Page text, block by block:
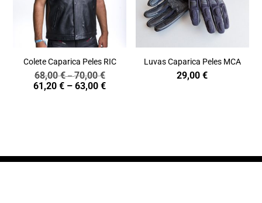
Colete Caparica Peles RIC
68,00€–70,00€Price
range:
61,20€ – 63,00€Price
Luvas Caparica Peles MCA
29,00€